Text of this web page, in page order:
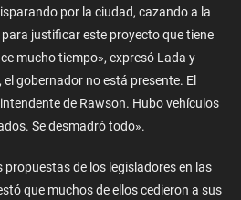
por la ciudad, cazando a la
justificar este proyecto que tiene
mucho tiempo», expresó Lada y
gobernador no está presente. El
de Rawson. Hubo vehículos
Se desmadró todo».
propuestas de los legisladores en las
que muchos de ellos cedieron a sus